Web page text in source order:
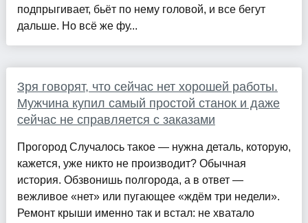
подпрыгивает, бьёт по нему головой, и все бегут
дальше. Но всё же фу...
Зря говорят, что сейчас нет хорошей работы.
Мужчина купил самый простой станок и даже
сейчас не справляется с заказами
Прогород Случалось такое — нужна деталь, которую,
кажется, уже никто не производит? Обычная
история. Обзвонишь полгорода, а в ответ —
вежливое «нет» или пугающее «ждём три недели».
Ремонт крыши именно так и встал: не хватало